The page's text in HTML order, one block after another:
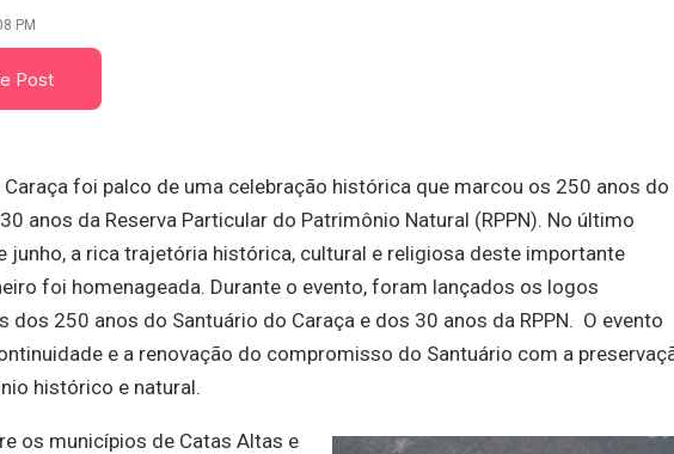
PM
Post
Caraça foi palco de uma celebração histórica que marcou os 250 anos do
anos da Reserva Particular do Patrimônio Natural (RPPN). No último
junho, a rica trajetória histórica, cultural e religiosa deste importante
foi homenageada. Durante o evento, foram lançados os logos
dos 250 anos do Santuário do Caraça e dos 30 anos da RPPN. O evento
e a renovação do compromisso do Santuário com a
histórico e natural.
os municípios de Catas Altas e